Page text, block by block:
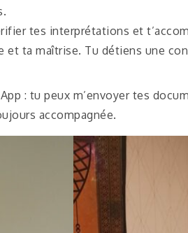
tes interprétations et
et ta maîtrise. Tu détiens une
: tu peux m’envoyer tes
accompagnée.